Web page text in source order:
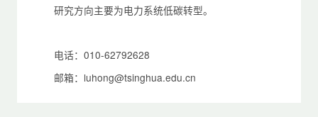
研究方向主要为电力系统低碳转型。
电话：010-62792628
邮箱：luhong@tsinghua.edu.cn